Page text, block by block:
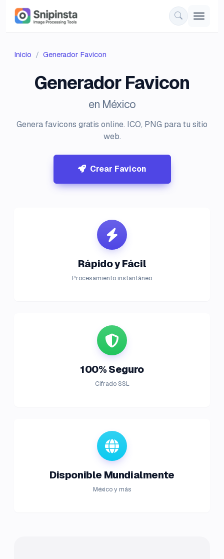
Inicio Generador Favicon
Generador Favicon
en México
Genera favicons gratis online. ICO, PNG para tu sitio
web.
Crear Favicon
Rápido y Fácil
Procesamiento instantáneo
100% Seguro
Cifrado SSL
Disponible Mundialmente
México y más